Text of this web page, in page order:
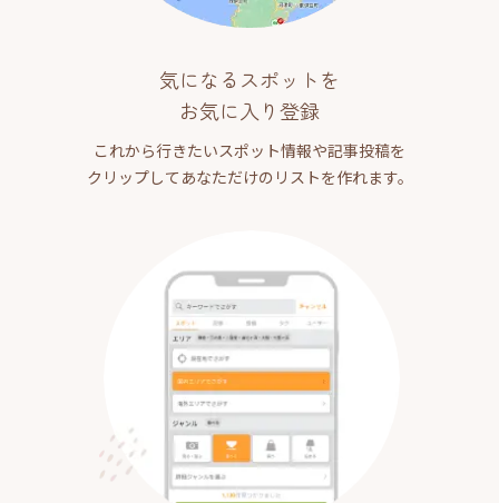
気になるスポットを
お気に入り登録
これから行きたいスポット情報や記事投稿を
クリップしてあなただけのリストを作れます。